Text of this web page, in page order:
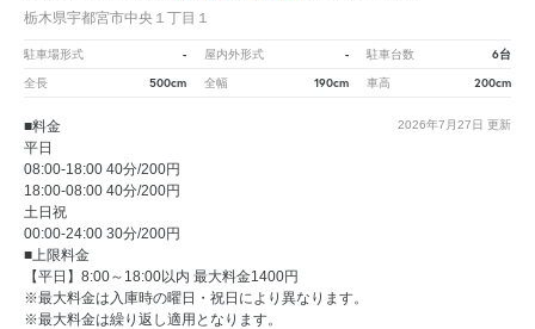
栃木県宇都宮市中央１丁目１
駐車場形式 - 屋内外形式 - 駐車台数 6台
全長 500cm 全幅 190cm 車高 200cm
2026年7月27日 更新
■料金
平日
08:00-18:00 40分/200円
18:00-08:00 40分/200円
土日祝
00:00-24:00 30分/200円
■上限料金
【平日】8:00～18:00以内 最大料金1400円
※最大料金は入庫時の曜日・祝日により異なります。
※最大料金は繰り返し適用となります。